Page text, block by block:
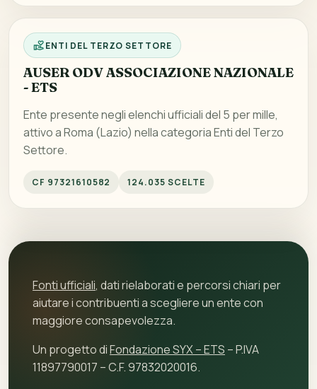
ENTI DEL TERZO SETTORE
AUSER ODV ASSOCIAZIONE NAZIONALE
- ETS
Ente presente negli elenchi ufficiali del 5 per mille,
attivo a Roma (Lazio) nella categoria Enti del Terzo
Settore.
CF 97321610582 124.035 SCELTE
Fonti ufficiali, dati rielaborati e percorsi chiari per
aiutare i contribuenti a scegliere un ente con
maggiore consapevolezza.
Un progetto diFondazione SYX – ETS – P.IVA
11897790017 – C.F. 97832020016.